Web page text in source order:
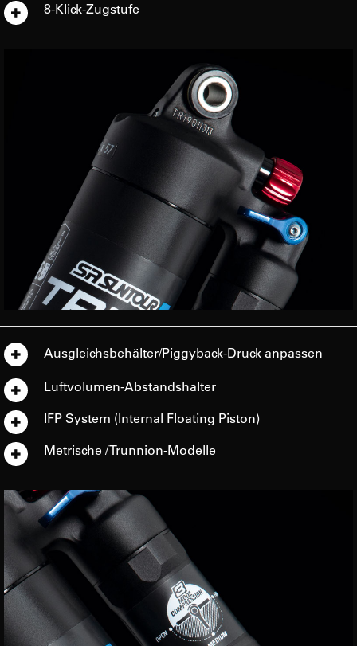
8-Klick-Zugstufe
Ausgleichsbehälter/Piggyback-Druck anpassen
Luftvolumen-Abstandshalter
IFP System (Internal Floating Piston)
Metrische / Trunnion-Modelle